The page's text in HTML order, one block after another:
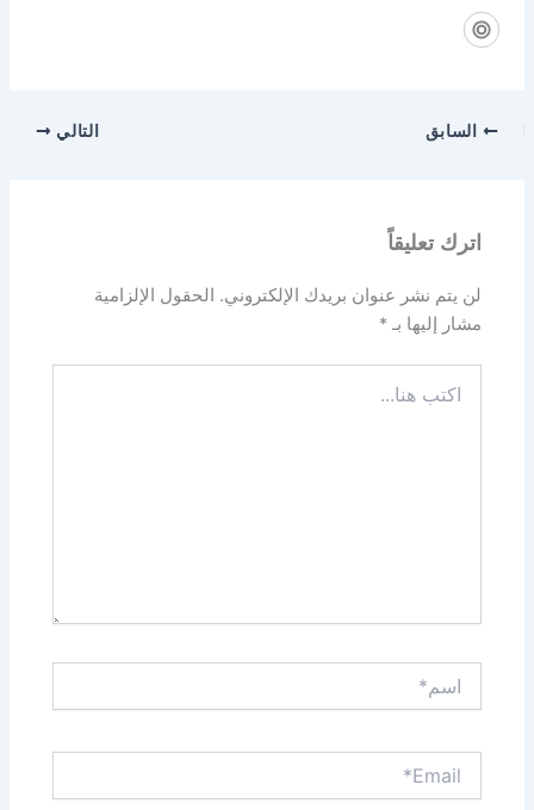
السابق التالي
اترك تعليقاً
لن يتم نشر عنوان بريدك الإلكتروني. الحقول الإلزامية
مشار إليها بـ*
هنا...